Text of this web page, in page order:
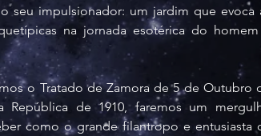
seu impulsionador: um jardim que evoca
na jornada esotérica do
o Tratado de Zamora de 5 de Outubro
de 1910, faremos um
como o grande filantropo e entusiasta